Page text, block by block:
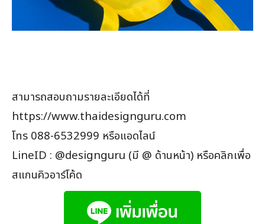
สามารถสอบถามรายละเอียดได้ที่
https://www.thaidesignguru.com
โทร 088-6532999 หรือแอดไลน์
LineID : @designguru (มี @ ด้านหน้า) หรือคลิกเพื่อ
สแกนคิวอาร์โค้ด